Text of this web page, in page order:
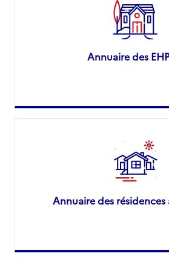
Annuaire des
Annuaire des